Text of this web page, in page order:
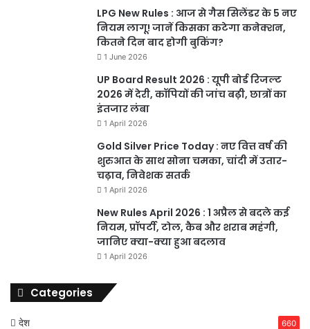
LPG New Rules : आज से गैस सिलेंडर के 5 नए
नियम लागू! जानें किसका कटेगा कनेक्शन,
कितने दिन बाद होगी बुकिंग?
1 June 2026
UP Board Result 2026 : यूपी बोर्ड रिजल्ट
2026 में देरी, कॉपियों की जांच बढ़ी, छात्रों का
इंतजार लंबा
1 April 2026
Gold Silver Price Today : नए वित्त वर्ष की
शुरुआत के साथ सोना चमका, चांदी में उतार-
चढ़ाव, निवेशक सतर्क
1 April 2026
New Rules April 2026 : 1 अप्रैल से बदले कई
नियम, प्रॉपर्टी, टोल, कैब और शराब महंगी,
जानिए क्या-क्या हुआ बदलाव
1 April 2026
Categories
देश 660